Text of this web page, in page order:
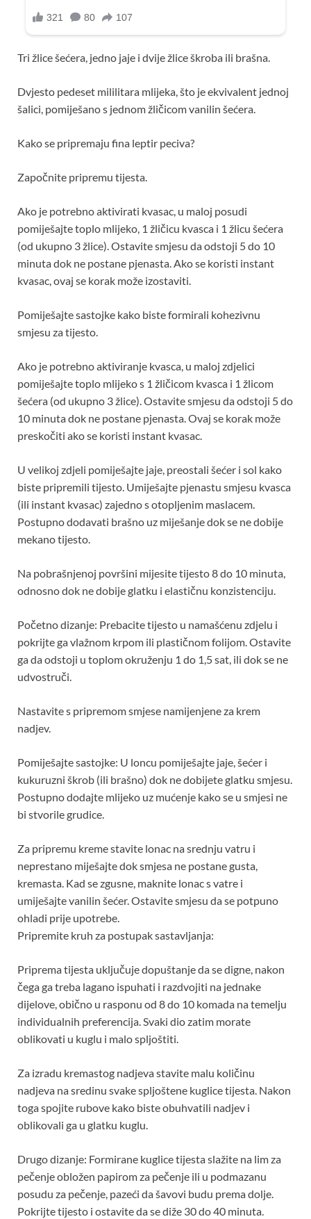
Tri žlice šećera, jedno jaje i dvije žlice škroba ili brašna.
Dvjesto pedeset mililitara mlijeka, što je ekvivalent jednoj
šalici, pomiješano s jednom žličicom vanilin šećera.
Kako se pripremaju fina leptir peciva?
Započnite pripremu tijesta.
Ako je potrebno aktivirati kvasac, u maloj posudi
pomiješajte toplo mlijeko, 1 žličicu kvasca i 1 žlicu šećera
(od ukupno 3 žlice). Ostavite smjesu da odstoji 5 do 10
minuta dok ne postane pjenasta. Ako se koristi instant
kvasac, ovaj se korak može izostaviti.
Pomiješajte sastojke kako biste formirali kohezivnu
smjesu za tijesto.
Ako je potrebno aktiviranje kvasca, u maloj zdjelici
pomiješajte toplo mlijeko s 1 žličicom kvasca i 1 žlicom
šećera (od ukupno 3 žlice). Ostavite smjesu da odstoji 5 do
10 minuta dok ne postane pjenasta. Ovaj se korak može
preskočiti ako se koristi instant kvasac.
U velikoj zdjeli pomiješajte jaje, preostali šećer i sol kako
biste pripremili tijesto. Umiješajte pjenastu smjesu kvasca
(ili instant kvasac) zajedno s otopljenim maslacem.
Postupno dodavati brašno uz miješanje dok se ne dobije
mekano tijesto.
Na pobrašnjenoj površini mijesite tijesto 8 do 10 minuta,
odnosno dok ne dobije glatku i elastičnu konzistenciju.
Početno dizanje: Prebacite tijesto u namašćenu zdjelu i
pokrijte ga vlažnom krpom ili plastičnom folijom. Ostavite
ga da odstoji u toplom okruženju 1 do 1,5 sat, ili dok se ne
udvostruči.
Nastavite s pripremom smjese namijenjene za krem ​​
nadjev.
Pomiješajte sastojke: U loncu pomiješajte jaje, šećer i
kukuruzni škrob (ili brašno) dok ne dobijete glatku smjesu.
Postupno dodajte mlijeko uz mućenje kako se u smjesi ne
bi stvorile grudice.
Za pripremu kreme stavite lonac na srednju vatru i
neprestano miješajte dok smjesa ne postane gusta,
kremasta. Kad se zgusne, maknite lonac s vatre i
umiješajte vanilin šećer. Ostavite smjesu da se potpuno
ohladi prije upotrebe.
Pripremite kruh za postupak sastavljanja:
Priprema tijesta uključuje dopuštanje da se digne, nakon
čega ga treba lagano ispuhati i razdvojiti na jednake
dijelove, obično u rasponu od 8 do 10 komada na temelju
individualnih preferencija. Svaki dio zatim morate
oblikovati u kuglu i malo spljoštiti.
Za izradu kremastog nadjeva stavite malu količinu
nadjeva na sredinu svake spljoštene kuglice tijesta. Nakon
toga spojite rubove kako biste obuhvatili nadjev i
oblikovali ga u glatku kuglu.
Drugo dizanje: Formirane kuglice tijesta slažite na lim za
pečenje obložen papirom za pečenje ili u podmazanu
posudu za pečenje, pazeći da šavovi budu prema dolje.
Pokrijte tijesto i ostavite da se diže 30 do 40 minuta.